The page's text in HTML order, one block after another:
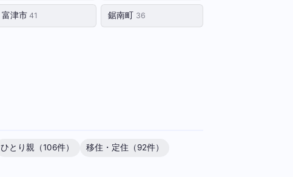
富津市 41 鋸南町 36
ひとり親（106件）
移住・定住（92件）